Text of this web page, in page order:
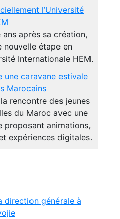
l’Université
après sa création,
nouvelle étape en
Internationale HEM.
une caravane estivale
Marocains
rencontre des jeunes
du Maroc avec une
proposant animations,
expériences digitales.
direction générale à